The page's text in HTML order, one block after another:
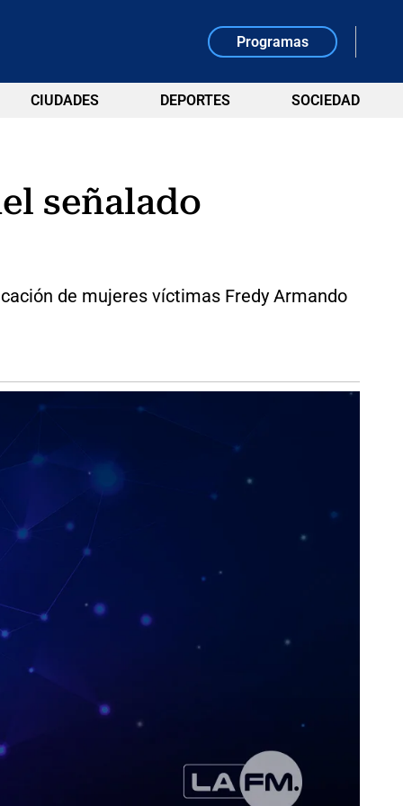
Programas
CIUDADES DEPORTES SOCIEDAD
señalado
de mujeres víctimas Fredy Armando